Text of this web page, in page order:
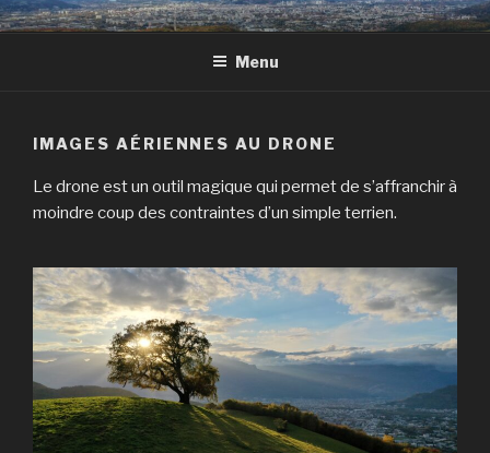
Skip
to
CLAPS & DÉCLICS
Des images dans tous les sens !
Menu
IMAGES AÉRIENNES AU DRONE
Le drone est un outil magique qui permet de s’affranchir à
moindre coup des contraintes d’un simple terrien.